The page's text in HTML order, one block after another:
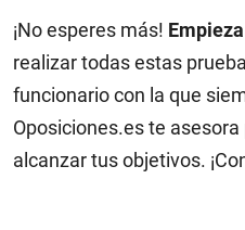
¡No esperes más!
realizar todas estas
funcionario con la que
Oposiciones.es te
alcanzar tus objetivos.